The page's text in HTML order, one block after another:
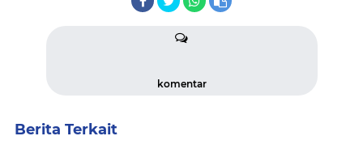
komentar
Berita Terkait